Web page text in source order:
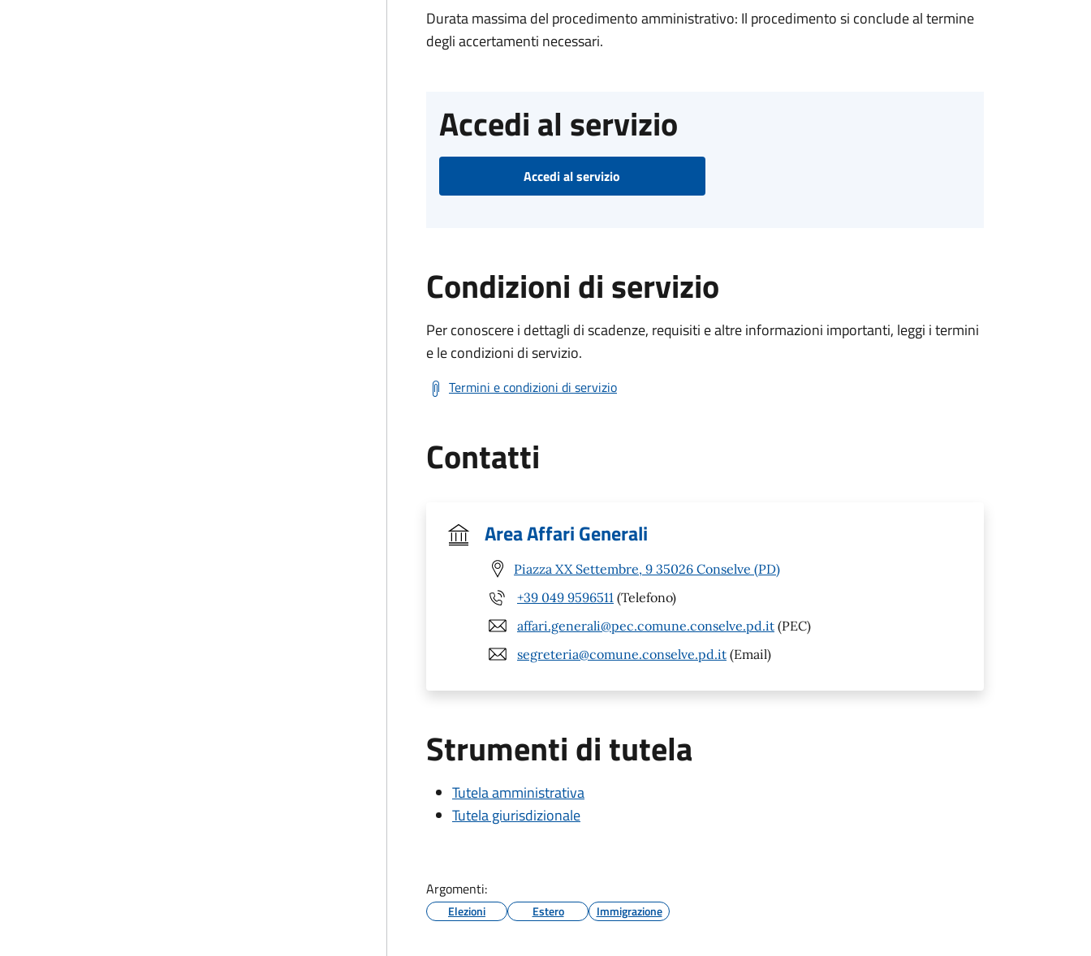
Durata massima del procedimento amministrativo: Il procedimento si conclude al termine
degli accertamenti necessari.
Accedi al servizio
Accedi al servizio
Condizioni di servizio
Per conoscere i dettagli di scadenze, requisiti e altre informazioni importanti, leggi i termini
e le condizioni di servizio.
Termini e condizioni di servizio
Contatti
Area Affari Generali
Piazza XX Settembre, 9 35026 Conselve (PD)
+39 049 9596511 (Telefono)
affari.generali@pec.comune.conselve.pd.it (PEC)
segreteria@comune.conselve.pd.it (Email)
Strumenti di tutela
Tutela amministrativa
Tutela giurisdizionale
Argomenti:
Elezioni Estero Immigrazione